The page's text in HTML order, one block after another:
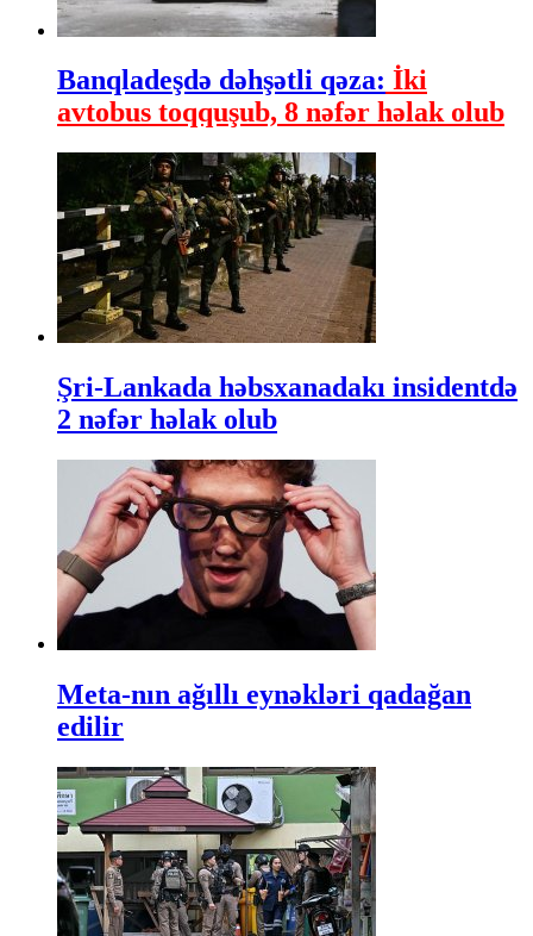
Banqladeşdə dəhşətli qəza: İki
avtobus toqquşub, 8 nəfər həlak olub
Şri-Lankada həbsxanadakı insidentdə
2 nəfər həlak olub
Meta-nın ağıllı eynəkləri qadağan
edilir